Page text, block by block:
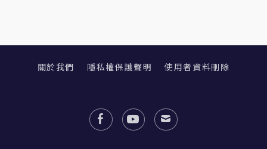
關於我們 隱私權保護聲明 使用者資料刪除